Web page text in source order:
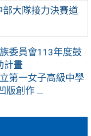
大隊接力決賽道
委員會113年度鼓
計畫
第一女子高級中學
版創作 ...